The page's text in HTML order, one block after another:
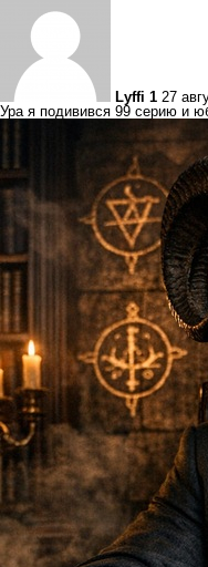
Lyffi 1 27
Ура я подивився 99 серию и